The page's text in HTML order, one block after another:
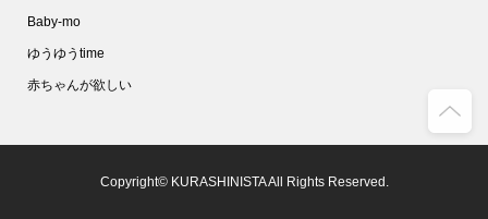
Baby-mo
ゆうゆうtime
赤ちゃんが欲しい
Copyright© KURASHINISTA All Rights Reserved.